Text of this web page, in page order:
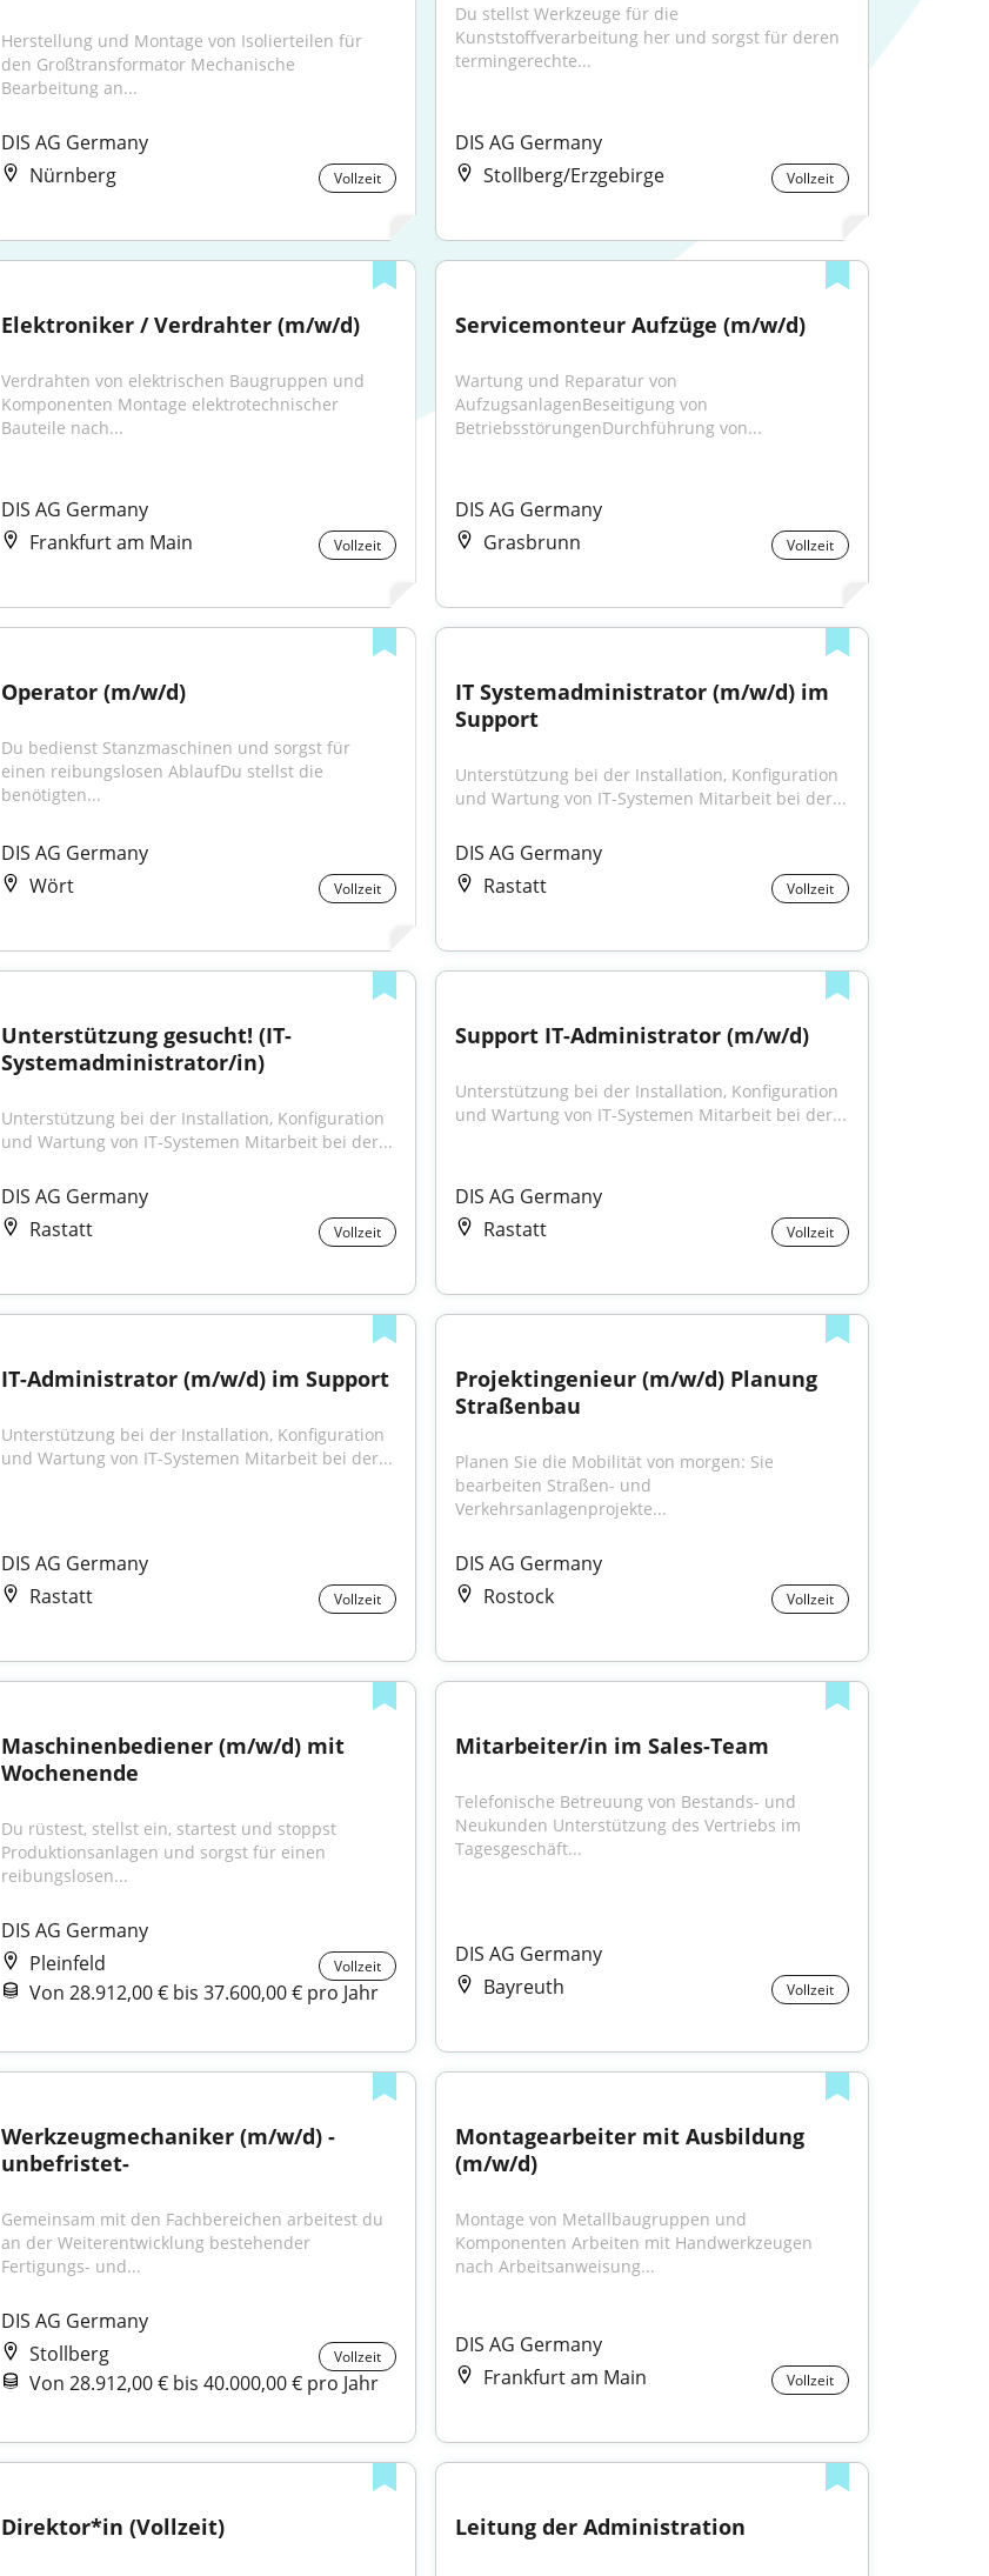
Herstellung und Montage von Isolierteilen für
den Großtransformator Mechanische
Bearbeitung an...
DIS AG Germany
Nürnberg
Vollzeit
Du stellst Werkzeuge für die
Kunststoffverarbeitung her und sorgst für deren
termingerechte...
DIS AG Germany
Stollberg/Erzgebirge
Vollzeit
Elektroniker / Verdrahter (m/w/d)
Verdrahten von elektrischen Baugruppen und
Komponenten Montage elektrotechnischer
Bauteile nach...
DIS AG Germany
Frankfurt am Main
Vollzeit
Servicemonteur Aufzüge (m/w/d)
Wartung und Reparatur von
AufzugsanlagenBeseitigung von
BetriebsstörungenDurchführung von...
DIS AG Germany
Grasbrunn
Vollzeit
Operator (m/w/d)
Du bedienst Stanzmaschinen und sorgst für
einen reibungslosen AblaufDu stellst die
benötigten...
DIS AG Germany
Wört
Vollzeit
IT Systemadministrator (m/w/d) im
Support
Unterstützung bei der Installation, Konfiguration
und Wartung von IT-Systemen Mitarbeit bei der...
DIS AG Germany
Rastatt
Vollzeit
Unterstützung gesucht! (IT-
Systemadministrator/in)
Unterstützung bei der Installation, Konfiguration
und Wartung von IT-Systemen Mitarbeit bei der...
DIS AG Germany
Rastatt
Vollzeit
Support IT-Administrator (m/w/d)
Unterstützung bei der Installation, Konfiguration
und Wartung von IT-Systemen Mitarbeit bei der...
DIS AG Germany
Rastatt
Vollzeit
IT-Administrator (m/w/d) im Support
Unterstützung bei der Installation, Konfiguration
und Wartung von IT-Systemen Mitarbeit bei der...
DIS AG Germany
Rastatt
Vollzeit
Projektingenieur (m/w/d) Planung
Straßenbau
Planen Sie die Mobilität von morgen: Sie
bearbeiten Straßen- und
Verkehrsanlagenprojekte...
DIS AG Germany
Rostock
Vollzeit
Maschinenbediener (m/w/d) mit
Wochenende
Du rüstest, stellst ein, startest und stoppst
Produktionsanlagen und sorgst für einen
reibungslosen...
DIS AG Germany
Pleinfeld
Vollzeit
Von 28.912,00 € bis 37.600,00 € pro Jahr
Mitarbeiter/in im Sales-Team
Telefonische Betreuung von Bestands- und
Neukunden Unterstützung des Vertriebs im
Tagesgeschäft...
DIS AG Germany
Bayreuth
Vollzeit
Werkzeugmechaniker (m/w/d) -
unbefristet-
Gemeinsam mit den Fachbereichen arbeitest du
an der Weiterentwicklung bestehender
Fertigungs- und...
DIS AG Germany
Stollberg
Vollzeit
Von 28.912,00 € bis 40.000,00 € pro Jahr
Montagearbeiter mit Ausbildung
(m/w/d)
Montage von Metallbaugruppen und
Komponenten Arbeiten mit Handwerkzeugen
nach Arbeitsanweisung...
DIS AG Germany
Frankfurt am Main
Vollzeit
Direktor*in (Vollzeit) Leitung der Administration